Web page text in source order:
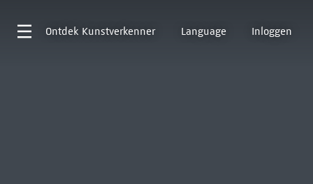
Ontdek Kunstverkenner Language Inloggen